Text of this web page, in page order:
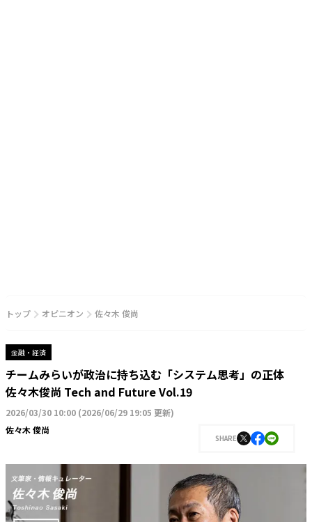
トップ オピニオン 佐々木 俊尚
金融・経済
チームみらいが政治に持ち込む「システム思考」の正体
佐々木俊尚 Tech and Future Vol.19
2026/03/30 10:00 (2026/06/29 19:05 更新)
佐々木 俊尚
SHARE